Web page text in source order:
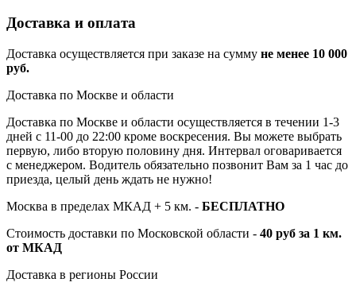
Доставка и оплата
Доставка осуществляется при заказе на сумму не менее 10 000
руб.
Доставка по Москве и области
Доставка по Москве и области осуществляется в течении 1-3
дней с 11-00 до 22:00 кроме воскресения. Вы можете выбрать
первую, либо вторую половину дня. Интервал оговаривается
с менеджером. Водитель обязательно позвонит Вам за 1 час до
приезда, целый день ждать не нужно!
Москва в пределах МКАД + 5 км. - БЕСПЛАТНО
Стоимость доставки по Московской области - 40 руб за 1 км.
от МКАД
Доставка в регионы России